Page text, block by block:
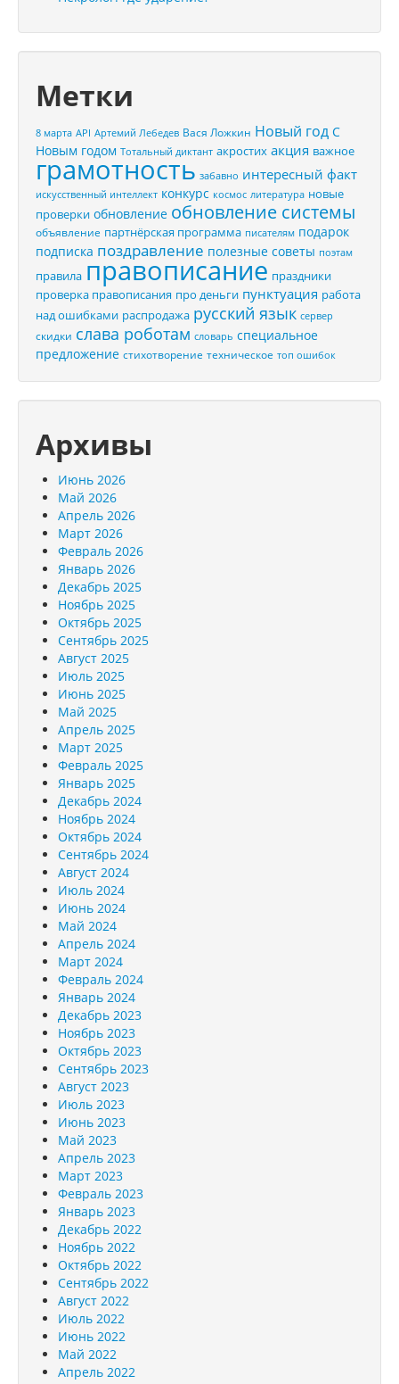
Метки
8 марта API Артемий Лебедев Вася Ложкин Новый год С
Новым годом Тотальный диктант акростих акция важное
грамотность забавно интересный факт
искусственный интеллект конкурс космос литература новые
проверки обновление обновление системы
объявление партнёрская программа писателям подарок
подписка поздравление полезные советы поэтам
правила правописание праздники
проверка правописания про деньги пунктуация работа
над ошибками распродажа русский язык сервер
скидки слава роботам словарь специальное
предложение стихотворение техническое топ ошибок
Архивы
Июнь 2026
Май 2026
Апрель 2026
Март 2026
Февраль 2026
Январь 2026
Декабрь 2025
Ноябрь 2025
Октябрь 2025
Сентябрь 2025
Август 2025
Июль 2025
Июнь 2025
Май 2025
Апрель 2025
Март 2025
Февраль 2025
Январь 2025
Декабрь 2024
Ноябрь 2024
Октябрь 2024
Сентябрь 2024
Август 2024
Июль 2024
Июнь 2024
Май 2024
Апрель 2024
Март 2024
Февраль 2024
Январь 2024
Декабрь 2023
Ноябрь 2023
Октябрь 2023
Сентябрь 2023
Август 2023
Июль 2023
Июнь 2023
Май 2023
Апрель 2023
Март 2023
Февраль 2023
Январь 2023
Декабрь 2022
Ноябрь 2022
Октябрь 2022
Сентябрь 2022
Август 2022
Июль 2022
Июнь 2022
Май 2022
Апрель 2022